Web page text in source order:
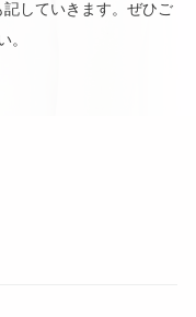
していきます。ぜひご
。